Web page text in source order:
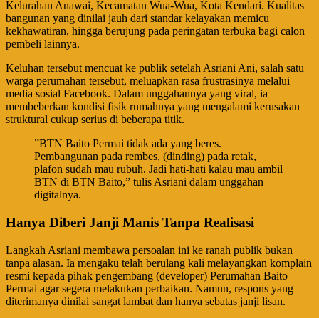
Kelurahan Anawai, Kecamatan Wua-Wua, Kota Kendari. Kualitas
bangunan yang dinilai jauh dari standar kelayakan memicu
kekhawatiran, hingga berujung pada peringatan terbuka bagi calon
pembeli lainnya.
​Keluhan tersebut mencuat ke publik setelah Asriani Ani, salah satu
warga perumahan tersebut, meluapkan rasa frustrasinya melalui
media sosial Facebook. Dalam unggahannya yang viral, ia
membeberkan kondisi fisik rumahnya yang mengalami kerusakan
struktural cukup serius di beberapa titik.
​”BTN Baito Permai tidak ada yang beres.
Pembangunan pada rembes, (dinding) pada retak,
plafon sudah mau rubuh. Jadi hati-hati kalau mau ambil
BTN di BTN Baito,” tulis Asriani dalam unggahan
digitalnya.
​Hanya Diberi Janji Manis Tanpa Realisasi
​Langkah Asriani membawa persoalan ini ke ranah publik bukan
tanpa alasan. Ia mengaku telah berulang kali melayangkan komplain
resmi kepada pihak pengembang (developer) Perumahan Baito
Permai agar segera melakukan perbaikan. Namun, respons yang
diterimanya dinilai sangat lambat dan hanya sebatas janji lisan.